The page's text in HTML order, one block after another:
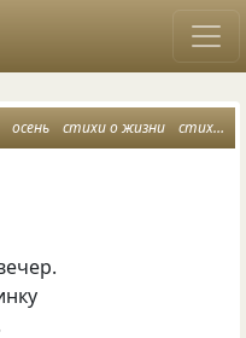
осень стихи о жизни стихи об осени